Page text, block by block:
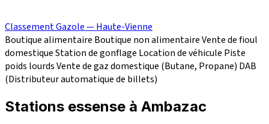
Classement Gazole — Haute-Vienne
Boutique alimentaire Boutique non alimentaireVente de fioul
domestiqueStation de gonflage Location de véhicule Piste
poids lourdsVente de gaz domestique (Butane, Propane) DAB
(Distributeur automatique de billets)
Stations essense à Ambazac